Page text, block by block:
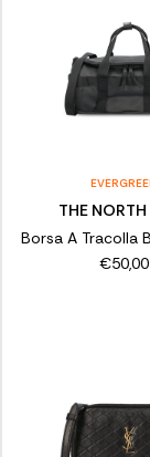
BORSE
di Cucinelli e
THE NORTH
Borsa A Tracolla
€50,00